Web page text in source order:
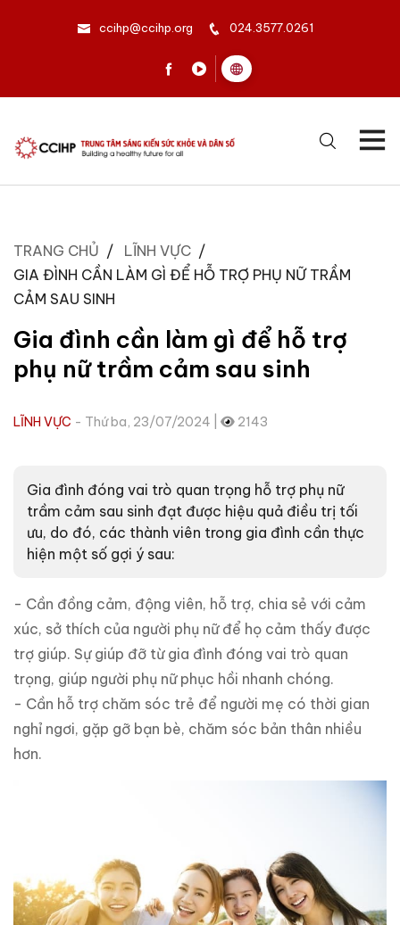
ccihp@ccihp.org 024.3577.0261
TRANG CHỦ
LĨNH VỰC
GIA ĐÌNH CẦN LÀM GÌ ĐỂ HỖ TRỢ PHỤ NỮ TRẦM
CẢM SAU SINH
Gia đình cần làm gì để hỗ trợ
phụ nữ trầm cảm sau sinh
LĨNH VỰC - Thứ ba, 23/07/2024 | 2143
Gia đình đóng vai trò quan trọng hỗ trợ phụ nữ
trầm cảm sau sinh đạt được hiệu quả điều trị tối
ưu, do đó, các thành viên trong gia đình cần thực
hiện một số gợi ý sau:
- Cần đồng cảm, động viên, hỗ trợ, chia sẻ với cảm
xúc, sở thích của người phụ nữ để họ cảm thấy được
trợ giúp. Sự giúp đỡ từ gia đình đóng vai trò quan
trọng, giúp người phụ nữ phục hồi nhanh chóng.
- Cần hỗ trợ chăm sóc trẻ để người mẹ có thời gian
nghỉ ngơi, gặp gỡ bạn bè, chăm sóc bản thân nhiều
hơn.